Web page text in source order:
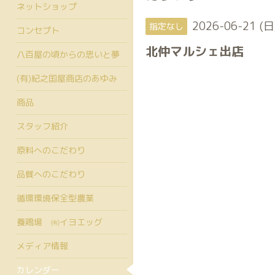
指定なし 2026-06-21 (
北仲マルシェ出店
ネットショップ
コンセプト
八百屋の頃からの思いと夢
(有)紀之国屋商店のあゆみ
商品
スタッフ紹介
原料へのこだわり
品質へのこだわり
循環環境保全型農業
養鶏場 ㈲イヨエッグ
メディア情報
カレンダー